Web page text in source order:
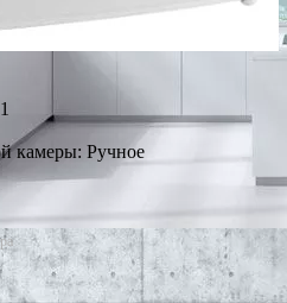
камеры: Ручное